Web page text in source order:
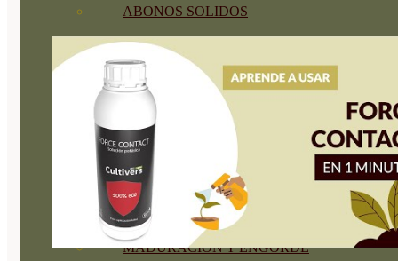
ABONOS SOLIDOS
BIOESTIMULANTES
SUSTRATOS Y
CORRECTORES DE
CARENCIAS
ENRAIZANTES
MADURACIÓN Y ENGORDE